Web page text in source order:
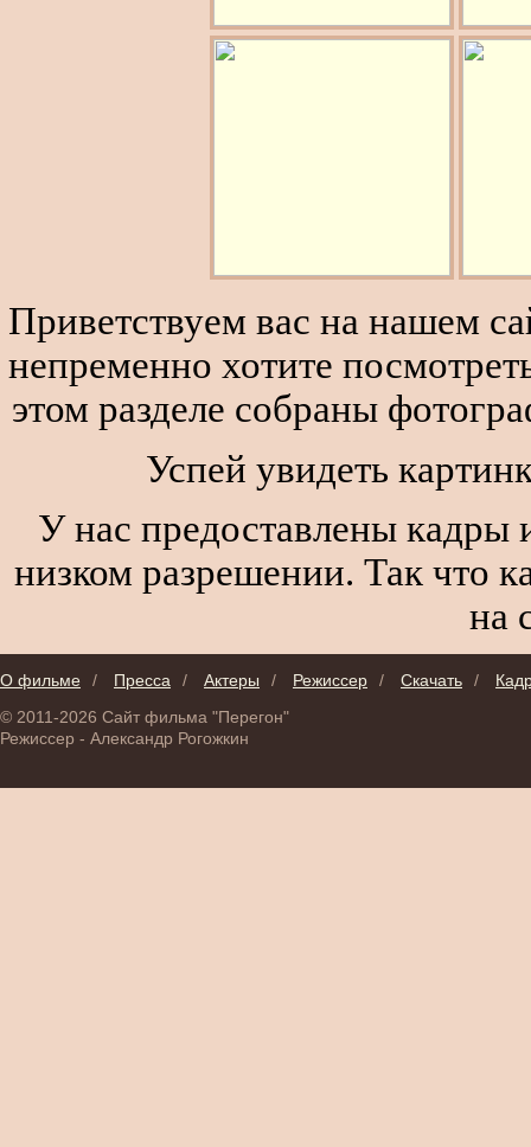
Приветствуем вас на нашем
непременно хотите
этом разделе собраны
Успей увидеть
У нас предоставлены кадры
низком разрешении. Так что
на
О фильме / Пресса / Актеры / Режиссер / Скачать /
© 2011-2026 Сайт фильма "Перегон"
Режиссер - Александр Рогожкин